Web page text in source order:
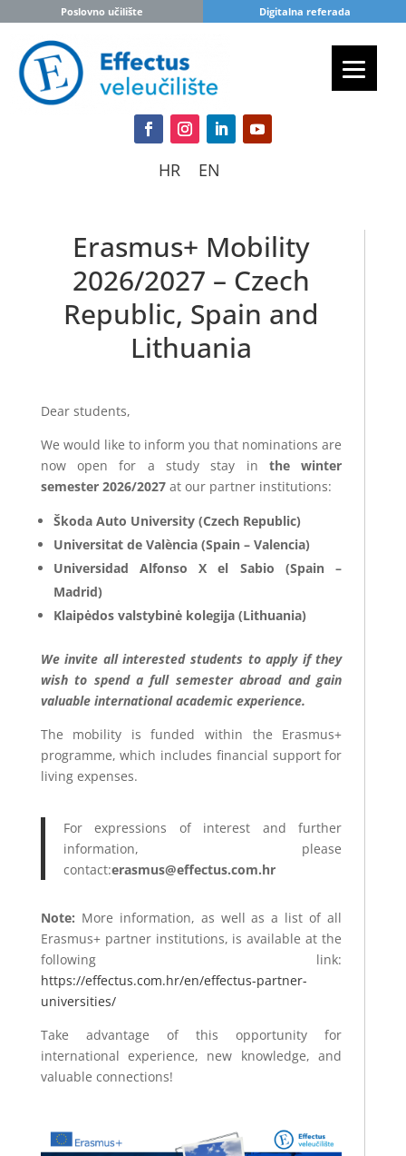
Poslovno učilište Digitalna referada
HR EN
Erasmus+ Mobility
2026/2027 – Czech
Republic, Spain and
Lithuania
Dear students,
We would like to inform you that nominations are
now open for a study stay in the winter
semester 2026/2027at our partner institutions:
Škoda Auto University (Czech Republic)
Universitat de València (Spain – Valencia)
Universidad Alfonso X el Sabio (Spain –
Madrid)
Klaipėdos valstybinė kolegija (Lithuania)
We invite all interested students to apply if they
wish to spend a full semester abroad and gain
valuable international academic experience.
The mobility is funded within the Erasmus+
programme, which includes financial support for
living expenses.
For expressions of interest and further
information, please
contact:erasmus@effectus.com.hr
Note: More information, as well as a list of all
Erasmus+ partner institutions, is available at the
following link:
https://effectus.com.hr/en/effectus-partner-
universities/
Take advantage of this opportunity for
international experience, new knowledge, and
valuable connections!